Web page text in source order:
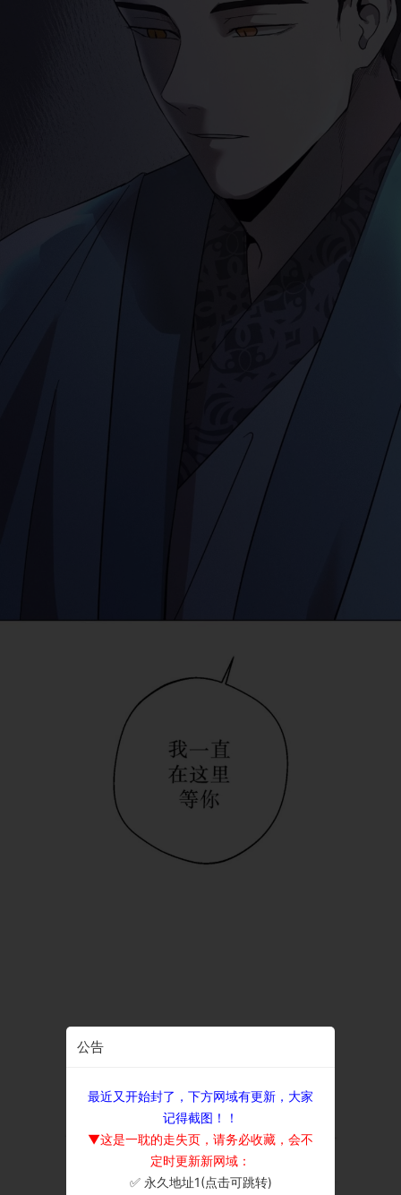
公告
最近又开始封了，下方网域有更新，大家
记得截图！！
▼这是一耽的走失页，请务必收藏，会不
定时更新新网域：
✅ 永久地址1(点击可跳转)